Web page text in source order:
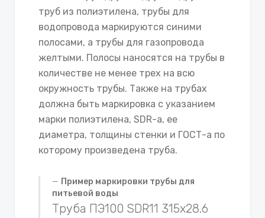
труб из полиэтилена, трубы для
водопровода маркируются синими
полосами, а трубы для газопровода
желтыми. Полосы наносятся на трубы в
количестве не менее трех на всю
окружность трубы. Также на трубах
должна быть маркировка с указанием
марки полиэтилена, SDR-а, ее
диаметра, толщины стенки и ГОСТ-а по
которому произведена труба.
Пример маркировки трубы для
питьевой воды
Труба ПЭ100 SDR11 315х28.6